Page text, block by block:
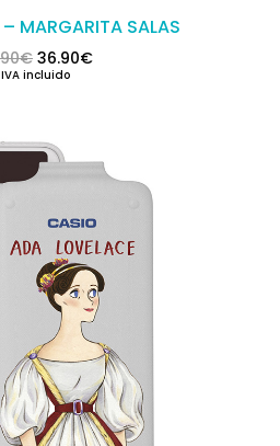
MARGARITA SALAS
€ El precio original era: 39.90€.
36.90€El precio actual es:
IVA incluido